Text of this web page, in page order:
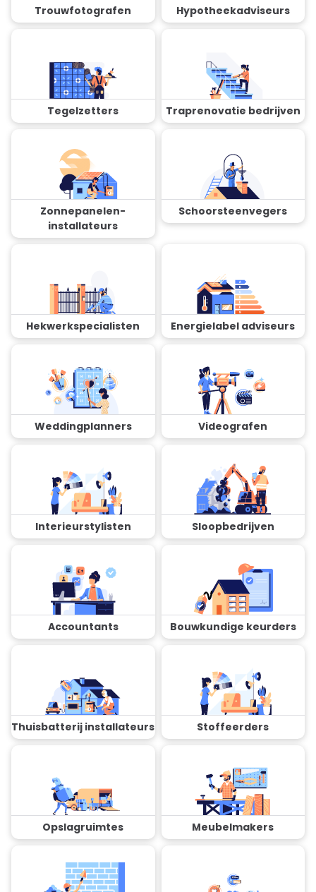
Trouwfotografen Hypotheekadviseurs
Tegelzetters Traprenovatie bedrijven
Zonnepanelen-
installateurs
Schoorsteenvegers
Hekwerkspecialisten Energielabel adviseurs
Weddingplanners Videografen
Interieurstylisten Sloopbedrijven
Accountants Bouwkundige keurders
Thuisbatterij installateurs Stoffeerders
Opslagruimtes Meubelmakers